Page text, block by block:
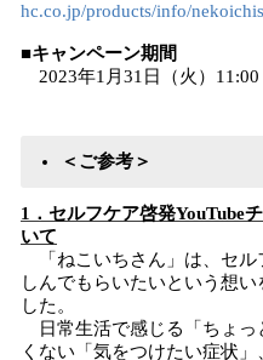
hc.co.jp/products/info/
■キャンペーン期間
2023年1月31日（火）11:00
＜ご参考＞
1．セルフケア啓発YouTube
いて
「ねこいちさん」は、セル
しんでもらいたいという想
した。
日常生活で感じる「ちょっ
くない「気をつけたい症状